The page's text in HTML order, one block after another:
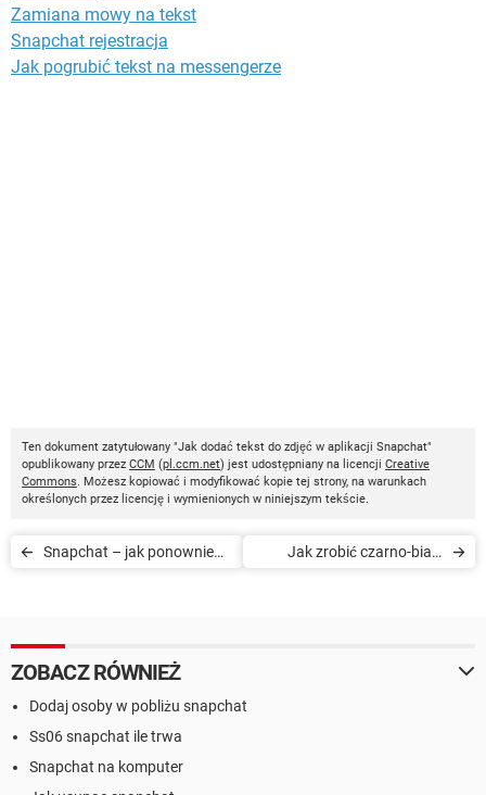
Zamiana mowy na tekst
Snapchat rejestracja
Jak pogrubić tekst na messengerze
Ten dokument zatytułowany "Jak dodać tekst do zdjęć w aplikacji Snapchat"
opublikowany przez CCM (pl.ccm.net) jest udostępniany na licencji Creative
Commons. Możesz kopiować i modyfikować kopie tej strony, na warunkach
określonych przez licencję i wymienionych w niniejszym tekście.
Snapchat – jak ponownie
Jak zrobić czarno-białe
ZOBACZ RÓWNIEŻ
Dodaj osoby w pobliżu snapchat
Ss06 snapchat ile trwa
Snapchat na komputer